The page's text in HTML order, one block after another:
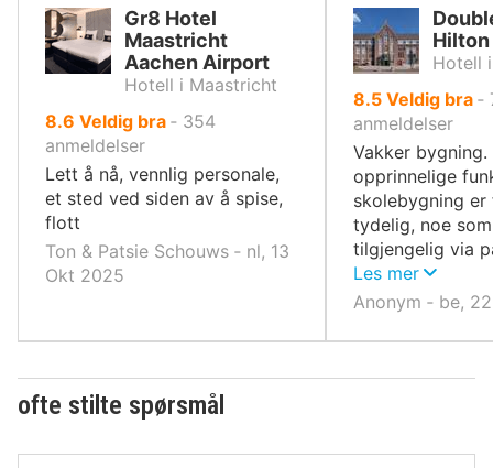
Gr8 Hotel
Maastricht
Aachen Airport
Hotell i Maastricht
8.6 av
10,
Veldig bra ‐ 354
anmeldelser
Lett å nå, vennlig personale,
et sted ved siden av å spise,
flott
Ton & Patsie Schouws ‐ nl, 13
Okt 2025
Hotell
8.5av
10,
Veldig bra ‐
anmeldelser
Vakker bygning.
opprinnelige
skolebygning
tydelig, noe
tilgjengelig via
sentrum.
Les mer
Anonym ‐ be,
ofte stilte spørsmål